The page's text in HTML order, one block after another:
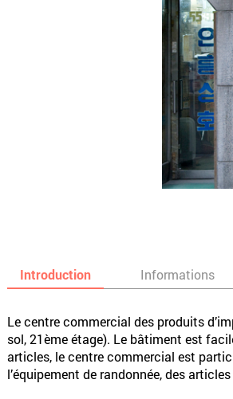
Introduction Informations
Le centre commercial des produits
sol, 21ème étage). Le bâtiment est
articles, le centre commercial est
l’équipement de randonnée, des